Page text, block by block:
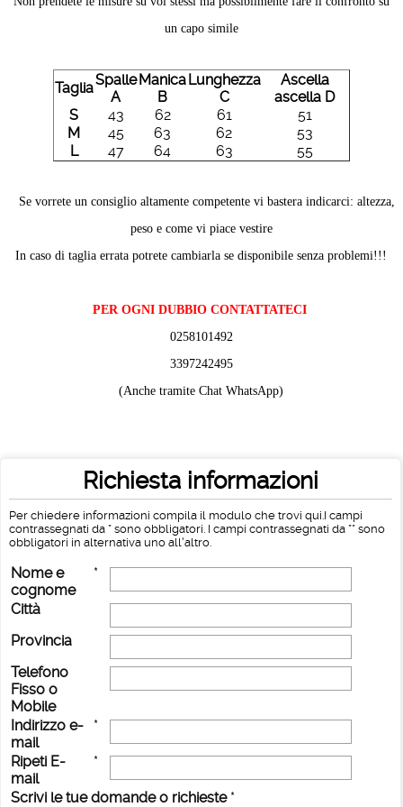
un capo simile
TagliaSpalle
A
Manica
B
Lunghezza
C
Ascella
ascella D
S
43 62 61
51
M
45 63 62
53
L
47 64 63 55
Se vorrete un consiglio altamente competente vi bastera indicarci: altezza,
peso e come vi piace vestire
In caso di taglia errata potrete cambiarla se disponibile senza problemi!!!
PER OGNI DUBBIO CONTATTATECI
0258101492
3397242495
(Anche tramite Chat WhatsApp)
Richiesta informazioni
Per chiedere informazioni compila il modulo che trovi qui.I campi
contrassegnati da * sono obbligatori. I campi contrassegnati da ** sono
obbligatori in alternativa uno all'altro.
Nome e
cognome
*
Città
Provincia
Telefono
Fisso o
Mobile
Indirizzo e-
mail
*
Ripeti E-
mail
*
Scrivi le tue domande o richieste *